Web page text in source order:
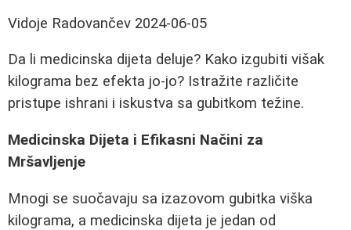
Vidoje Radovančev 2024-06-05
Da li medicinska dijeta deluje? Kako izgubiti višak
kilograma bez efekta jo-jo? Istražite različite
pristupe ishrani i iskustva sa gubitkom težine.
Medicinska Dijeta i Efikasni Načini za
Mršavljenje
Mnogi se suočavaju sa izazovom gubitka viška
kilograma, a medicinska dijeta je jedan od